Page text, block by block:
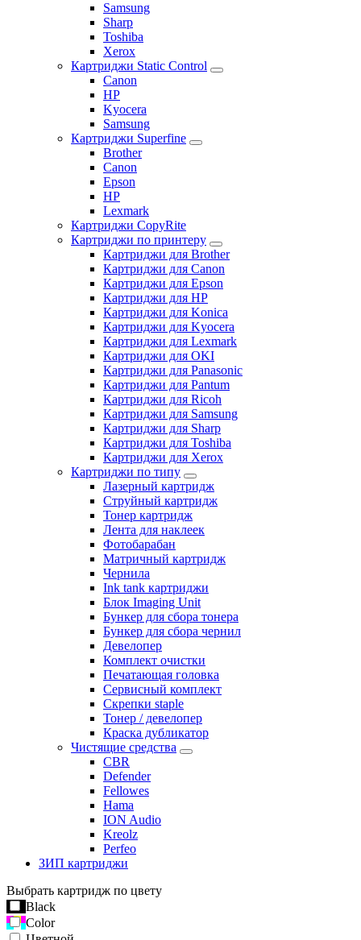
Samsung
Sharp
Toshiba
Xerox
Картриджи Static Control
Canon
HP
Kyocera
Samsung
Картриджи Superfine
Brother
Canon
Epson
HP
Lexmark
Картриджи CopyRite
Картриджи по принтеру
Картриджи для Brother
Картриджи для Canon
Картриджи для Epson
Картриджи для HP
Картриджи для Konica
Картриджи для Kyocera
Картриджи для Lexmark
Картриджи для OKI
Картриджи для Panasonic
Картриджи для Pantum
Картриджи для Ricoh
Картриджи для Samsung
Картриджи для Sharp
Картриджи для Toshiba
Картриджи для Xerox
Картриджи по типу
Лазерный картридж
Струйный картридж
Тонер картридж
Лента для наклеек
Фотобарабан
Матричный картридж
Чернила
Ink tank картриджи
Блок Imaging Unit
Бункер для сбора тонера
Бункер для сбора чернил
Девелопер
Комплект очистки
Печатающая головка
Сервисный комплект
Скрепки staple
Тонер / девелопер
Краска дубликатор
Чистящие средства
CBR
Defender
Fellowes
Hama
ION Audio
Kreolz
Perfeo
ЗИП картриджи
Выбрать картридж по цвету
Black
Color